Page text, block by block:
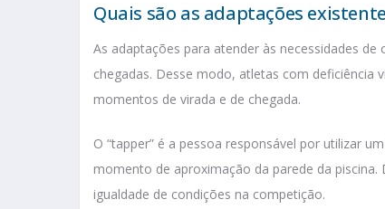
Quais são as adaptações
As adaptações para atender às necessidades
chegadas. Desse modo, atletas com deficiência
momentos de virada e de chegada.
O “tapper” é a pessoa responsável por utilizar
momento de aproximação da parede da
igualdade de condições na competição.